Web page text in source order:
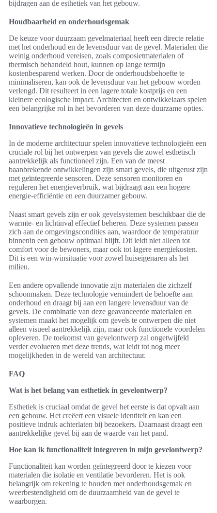
bijdragen aan de esthetiek van het gebouw.
Houdbaarheid en onderhoudsgemak
De keuze voor duurzaam gevelmateriaal heeft een directe relatie
met het onderhoud en de levensduur van de gevel. Materialen die
weinig onderhoud vereisen, zoals composietmaterialen of
thermisch behandeld hout, kunnen op lange termijn
kostenbesparend werken. Door de onderhoudsbehoefte te
minimaliseren, kan ook de levensduur van het gebouw worden
verlengd. Dit resulteert in een lagere totale kostprijs en een
kleinere ecologische impact. Architecten en ontwikkelaars spelen
een belangrijke rol in het bevorderen van deze duurzame opties.
Innovatieve technologieën in gevels
In de moderne architectuur spelen innovatieve technologieën een
cruciale rol bij het ontwerpen van gevels die zowel esthetisch
aantrekkelijk als functioneel zijn. Een van de meest
baanbrekende ontwikkelingen zijn smart gevels, die uitgerust zijn
met geïntegreerde sensoren. Deze sensoren monitoren en
reguleren het energieverbruik, wat bijdraagt aan een hogere
energie-efficiëntie en een duurzamer gebouw.
Naast smart gevels zijn er ook gevelsystemen beschikbaar die de
warmte- en lichtinval effectief beheren. Deze systemen passen
zich aan de omgevingscondities aan, waardoor de temperatuur
binnenin een gebouw optimaal blijft. Dit leidt niet alleen tot
comfort voor de bewoners, maar ook tot lagere energiekosten.
Dit is een win-winsituatie voor zowel huiseigenaren als het
milieu.
Een andere opvallende innovatie zijn materialen die zichzelf
schoonmaken. Deze technologie vermindert de behoefte aan
onderhoud en draagt bij aan een langere levensduur van de
gevels. De combinatie van deze geavanceerde materialen en
systemen maakt het mogelijk om gevels te ontwerpen die niet
alleen visueel aantrekkelijk zijn, maar ook functionele voordelen
opleveren. De toekomst van gevelontwerp zal ongetwijfeld
verder evolueren met deze trends, wat leidt tot nog meer
mogelijkheden in de wereld van architectuur.
FAQ
Wat is het belang van esthetiek in gevelontwerp?
Esthetiek is cruciaal omdat de gevel het eerste is dat opvalt aan
een gebouw. Het creëert een visuele identiteit en kan een
positieve indruk achterlaten bij bezoekers. Daarnaast draagt een
aantrekkelijke gevel bij aan de waarde van het pand.
Hoe kan ik functionaliteit integreren in mijn gevelontwerp?
Functionaliteit kan worden geïntegreerd door te kiezen voor
materialen die isolatie en ventilatie bevorderen. Het is ook
belangrijk om rekening te houden met onderhoudsgemak en
weerbestendigheid om de duurzaamheid van de gevel te
waarborgen.